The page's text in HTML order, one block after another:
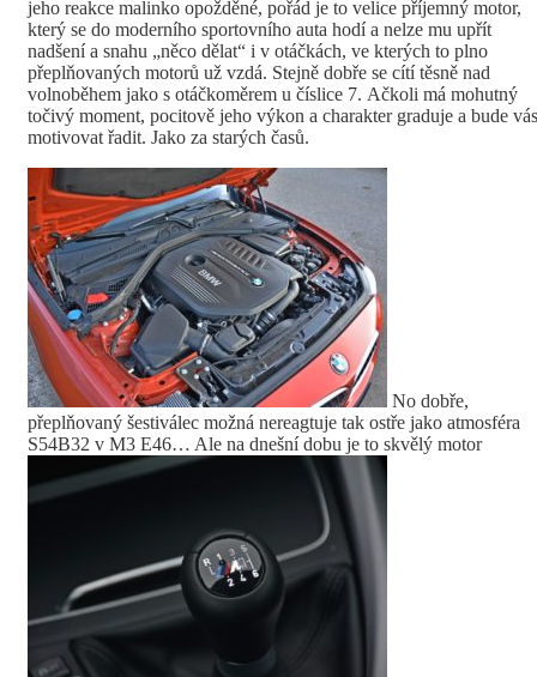
jeho reakce malinko opožděné, pořád je to velice příjemný motor,
který se do moderního sportovního auta hodí a nelze mu upřít
nadšení a snahu „něco dělat“ i v otáčkách, ve kterých to plno
přeplňovaných motorů už vzdá. Stejně dobře se cítí těsně nad
volnoběhem jako s otáčkoměrem u číslice 7. Ačkoli má mohutný
točivý moment, pocitově jeho výkon a charakter graduje a bude vás
motivovat řadit. Jako za starých časů.
No dobře,
přeplňovaný šestiválec možná nereagtuje tak ostře jako atmosféra
S54B32 v M3 E46… Ale na dnešní dobu je to skvělý motor